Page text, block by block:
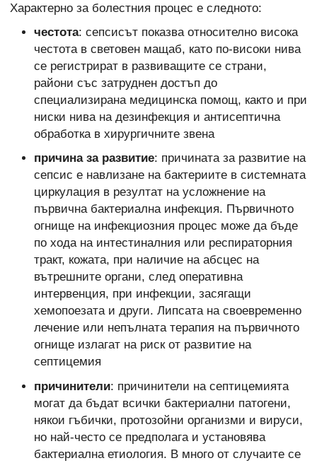
Характерно за болестния процес е следното:
честота: сепсисът показва относително висока
честота в световен мащаб, като по-високи нива
се регистрират в развиващите се страни,
райони със затруднен достъп до
специализирана медицинска помощ, както и при
ниски нива на дезинфекция и антисептична
обработка в хирургичните звена
причина за развитие: причината за развитие на
сепсис е навлизане на бактериите в системната
циркулация в резултат на усложнение на
първична бактериална инфекция. Първичното
огнище на инфекциозния процес може да бъде
по хода на интестиналния или респираторния
тракт, кожата, при наличие на абсцес на
вътрешните органи, след оперативна
интервенция, при инфекции, засягащи
хемопоезата и други. Липсата на своевременно
лечение или непълната терапия на първичното
огнище излагат на риск от развитие на
септицемия
причинители: причинители на септицемията
могат да бъдат всички бактериални патогени,
някои гъбички, протозойни организми и вируси,
но най-често се предполага и установява
бактериална етиология. В много от случаите се